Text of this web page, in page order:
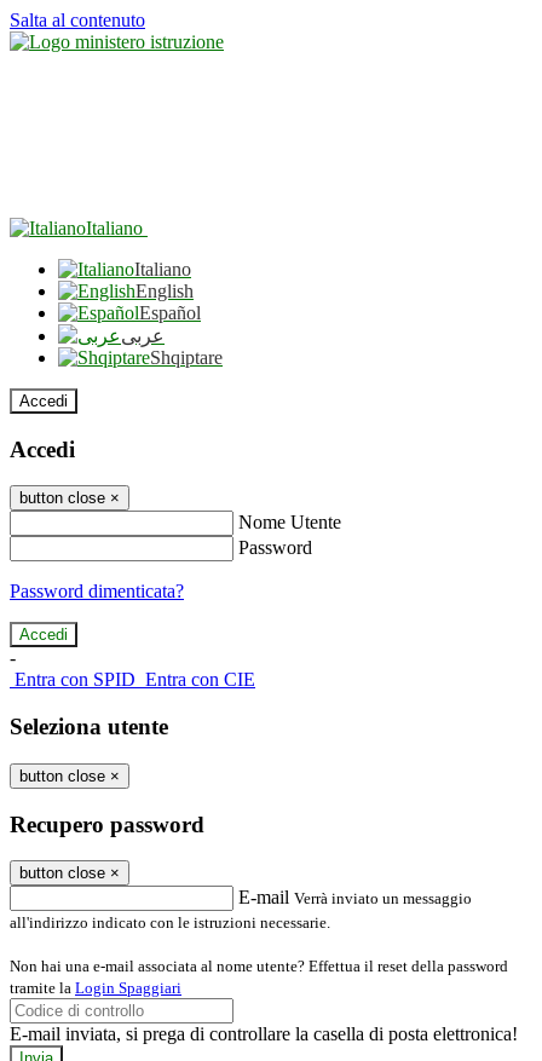
Salta al contenuto
Italiano
Italiano
English
Español
عربى
Shqiptare
Accedi
Accedi
button close ×
Nome Utente
Password
Password dimenticata?
-
Entra con SPID Entra con CIE
Seleziona utente
button close ×
Recupero password
button close ×
E-mail Verrà inviato un messaggio
all'indirizzo indicato con le istruzioni necessarie.
Non hai una e-mail associata al nome utente? Effettua il reset della password
tramite la Login Spaggiari
E-mail inviata, si prega di controllare la casella di posta elettronica!